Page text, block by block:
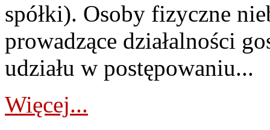
spółki). Osoby fizyczne
prowadzące działalności
udziału w postępowaniu...
Więcej...